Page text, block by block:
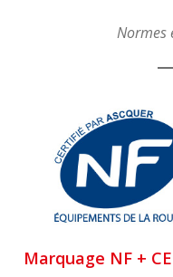
Normes
Marquage NF + CE